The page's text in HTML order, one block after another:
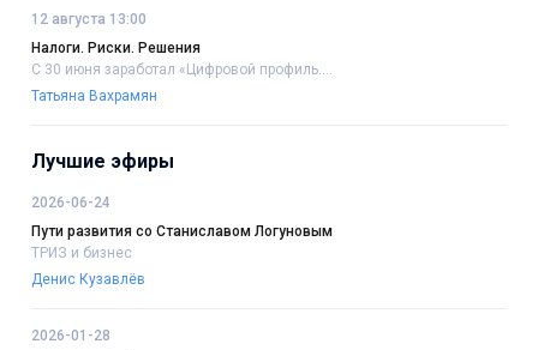
12 августа 13:00
Налоги. Риски. Решения
С 30 июня заработал «Цифровой профиль....
Татьяна Вахрамян
Лучшие эфиры
2026-06-24
Пути развития со Станиславом Логуновым
ТРИЗ и бизнес
Денис Кузавлёв
2026-01-28